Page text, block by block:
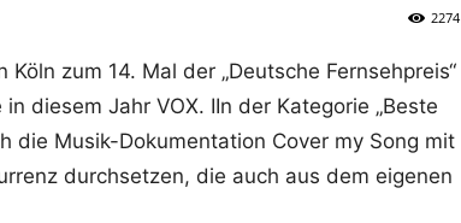
2274
zum 14. Mal der „Deutsche Fernsehpreis“
diesem Jahr VOX. IIn der Kategorie „Beste
die Musik-Dokumentation Cover my Song mit
durchsetzen, die auch aus dem eigenen